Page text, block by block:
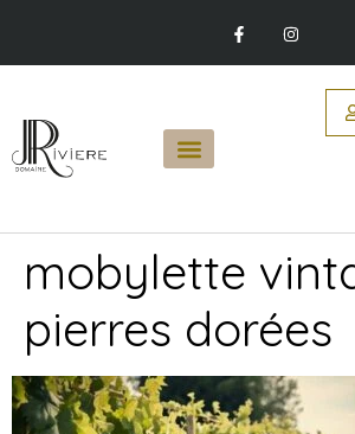
mobylette
pierres dorées